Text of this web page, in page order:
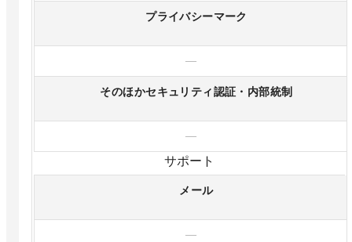
プライバシーマーク
—
そのほかセキュリティ認証・内部統制
—
サポート
メール
—